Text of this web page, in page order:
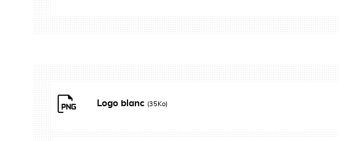
Logo blanc (35Ko)